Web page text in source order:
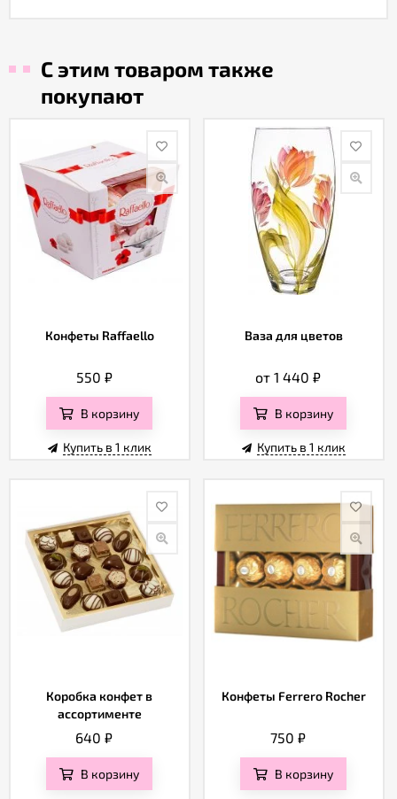
С этим товаром также
покупают
Конфеты Raffaello
550 ₽
В корзину
Купить в 1 клик
Ваза для цветов
от 1 440₽
В корзину
Купить в 1 клик
Коробка конфет в
ассортименте
640₽
В корзину
Конфеты Ferrero Rocher
750₽
В корзину